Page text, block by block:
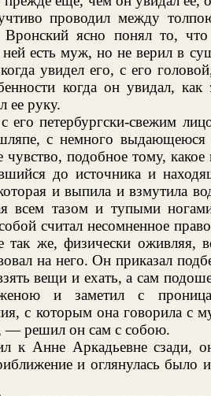
проводил между
ясно понял то,
есть муж, но не верил в
увидел его, с его
когда он увидал,
ее руку.
его петербургски-свежим
с немного
подобное тому,
до источника и
и выпила и взмутила
всем тазом и тупыми
считал несомненное
же, физически оживляя,
на него. Он приказал
вещи и ехать, а сам
и заметил с
с которым она говорила с
— решил он сам с собою.
к Анне Аркадьевне сзади,
и оглянулась было